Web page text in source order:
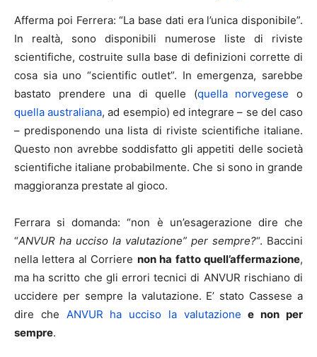
Afferma poi Ferrera: “La base dati era l’unica disponibile”.
In realtà, sono disponibili numerose liste di riviste
scientifiche, costruite sulla base di definizioni corrette di
cosa sia uno “scientific outlet”. In emergenza, sarebbe
bastato prendere una di quelle (quella norvegese o
quella australiana, ad esempio) ed integrare – se del caso
– predisponendo una lista di riviste scientifiche italiane.
Questo non avrebbe soddisfatto gli appetiti delle società
scientifiche italiane probabilmente. Che si sono in grande
maggioranza prestate al gioco.
Ferrara si domanda: “non è un’esagerazione dire che
“ANVUR ha ucciso la valutazione” per sempre?“. Baccini
nella lettera al Corriere non ha fatto quell’affermazione,
ma ha scritto che gli errori tecnici di ANVUR rischiano di
uccidere per sempre la valutazione. E’ stato Cassese a
dire che ANVUR ha ucciso la valutazione e non per
sempre.